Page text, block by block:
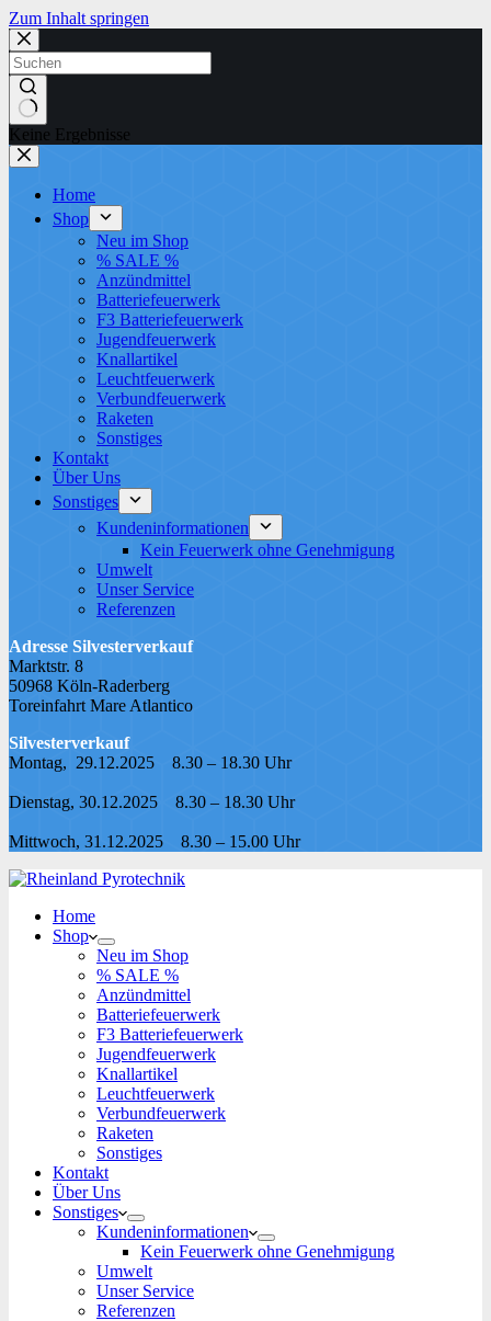
Zum Inhalt springen
Keine Ergebnisse
Home
Shop
Neu im Shop
% SALE %
Anzündmittel
Batteriefeuerwerk
F3 Batteriefeuerwerk
Jugendfeuerwerk​
Knallartikel
Leuchtfeuerwerk​
Verbundfeuerwerk
Raketen
Sonstiges
Kontakt
Über Uns
Sonstiges
Kundeninformationen
Kein Feuerwerk ohne Genehmigung
Umwelt
Unser Service
Referenzen
Adresse Silvesterverkauf
Marktstr. 8
50968 Köln-Raderberg
Toreinfahrt Mare Atlantico
Silvesterverkauf
Montag, 29.12.2025 8.30 – 18.30 Uhr
Dienstag, 30.12.2025 8.30 – 18.30 Uhr
Mittwoch, 31.12.2025 8.30 – 15.00 Uhr
Home
Shop
Neu im Shop
% SALE %
Anzündmittel
Batteriefeuerwerk
F3 Batteriefeuerwerk
Jugendfeuerwerk​
Knallartikel
Leuchtfeuerwerk​
Verbundfeuerwerk
Raketen
Sonstiges
Kontakt
Über Uns
Sonstiges
Kundeninformationen
Kein Feuerwerk ohne Genehmigung
Umwelt
Unser Service
Referenzen